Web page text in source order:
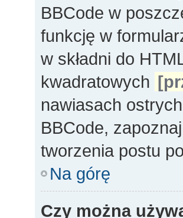
BBCode w
funkcję w
w składni do
kwadratowych
nawiasach ostrych
BBCode,
tworzenia postu
Na górę
Czy można